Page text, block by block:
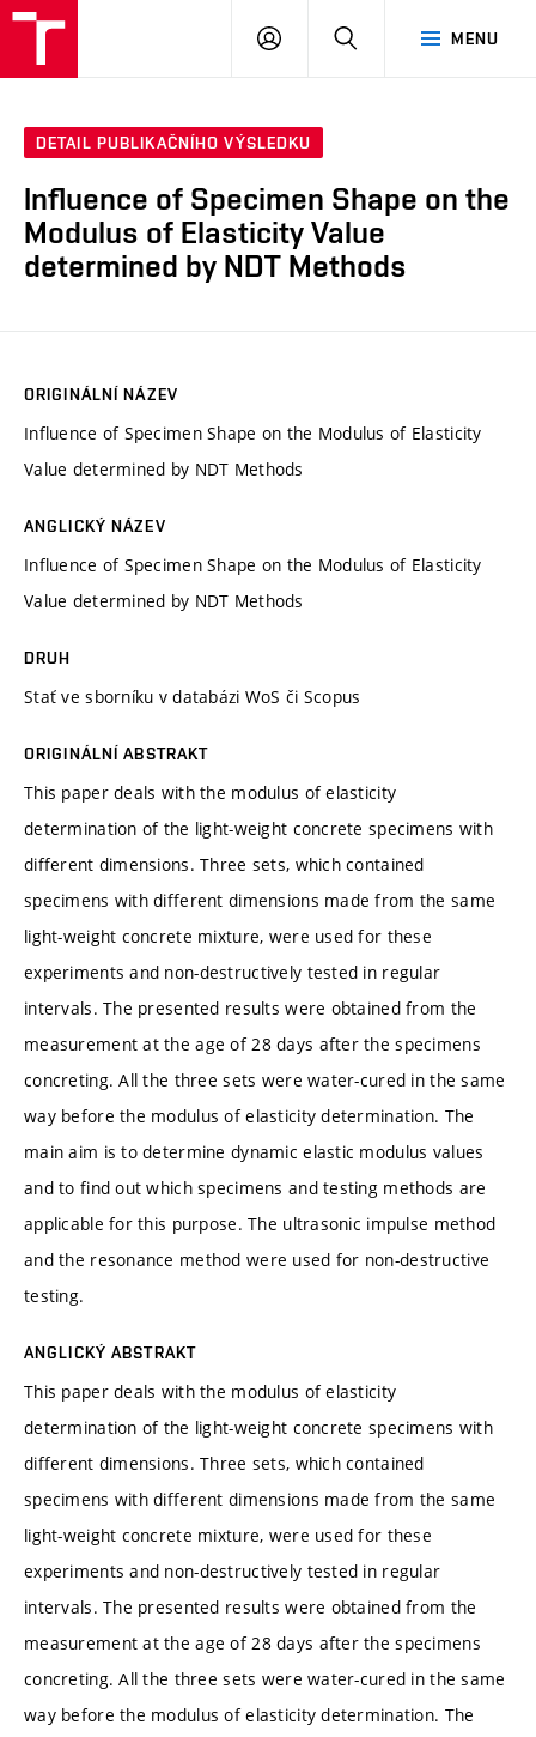
MENU
PŘIHLÁSIT
DETAIL PUBLIKAČNÍHO VÝSLEDKU
Influence of Specimen Shape on the
Modulus of Elasticity Value
determined by NDT Methods
ORIGINÁLNÍ NÁZEV
Influence of Specimen Shape on the Modulus of Elasticity
Value determined by NDT Methods
ANGLICKÝ NÁZEV
Influence of Specimen Shape on the Modulus of Elasticity
Value determined by NDT Methods
DRUH
Stať ve sborníku v databázi WoS či Scopus
ORIGINÁLNÍ ABSTRAKT
This paper deals with the modulus of elasticity
determination of the light-weight concrete specimens with
different dimensions. Three sets, which contained
specimens with different dimensions made from the same
light-weight concrete mixture, were used for these
experiments and non-destructively tested in regular
intervals. The presented results were obtained from the
measurement at the age of 28 days after the specimens
concreting. All the three sets were water-cured in the same
way before the modulus of elasticity determination. The
main aim is to determine dynamic elastic modulus values
and to find out which specimens and testing methods are
applicable for this purpose. The ultrasonic impulse method
and the resonance method were used for non-destructive
testing.
ANGLICKÝ ABSTRAKT
This paper deals with the modulus of elasticity
determination of the light-weight concrete specimens with
different dimensions. Three sets, which contained
specimens with different dimensions made from the same
light-weight concrete mixture, were used for these
experiments and non-destructively tested in regular
intervals. The presented results were obtained from the
measurement at the age of 28 days after the specimens
concreting. All the three sets were water-cured in the same
way before the modulus of elasticity determination. The